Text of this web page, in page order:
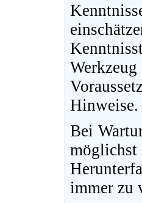
Hinweise.
Bei
immer zu